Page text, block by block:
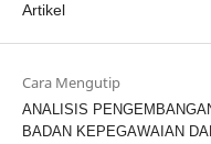
Artikel
Cara Mengutip
ANALISIS
BADAN KEPEGAWAIAN